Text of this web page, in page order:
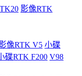
影像RTK
像RTK V5 小碟
碟RTK F200 V98